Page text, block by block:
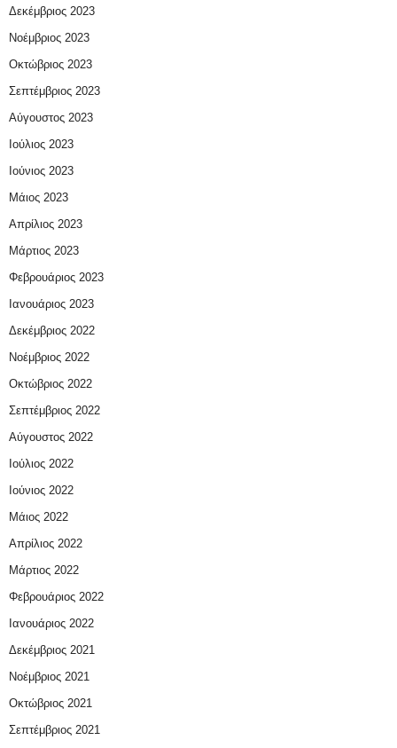
Δεκέμβριος 2023
Νοέμβριος 2023
Οκτώβριος 2023
Σεπτέμβριος 2023
Αύγουστος 2023
Ιούλιος 2023
Ιούνιος 2023
Μάιος 2023
Απρίλιος 2023
Μάρτιος 2023
Φεβρουάριος 2023
Ιανουάριος 2023
Δεκέμβριος 2022
Νοέμβριος 2022
Οκτώβριος 2022
Σεπτέμβριος 2022
Αύγουστος 2022
Ιούλιος 2022
Ιούνιος 2022
Μάιος 2022
Απρίλιος 2022
Μάρτιος 2022
Φεβρουάριος 2022
Ιανουάριος 2022
Δεκέμβριος 2021
Νοέμβριος 2021
Οκτώβριος 2021
Σεπτέμβριος 2021